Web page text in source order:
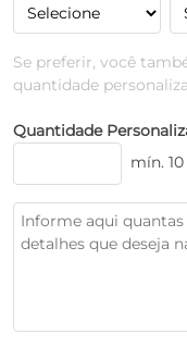
Se preferir, você
quantidade
Quantidade
mín. 10